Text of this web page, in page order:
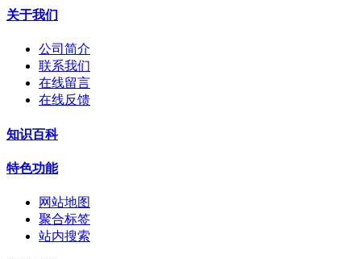
关于我们
公司简介
联系我们
在线留言
在线反馈
知识百科
特色功能
网站地图
聚合标签
站内搜索